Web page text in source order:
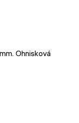
Ohnisková